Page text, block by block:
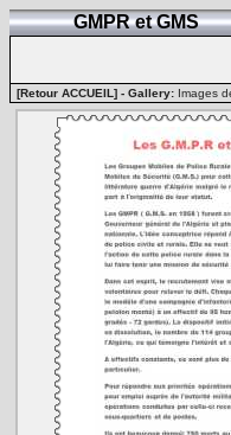
GMPR et GMS
[Retour ACCUEIL] - Gallery: Images